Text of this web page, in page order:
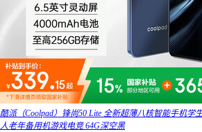
酷派（Coolpad）锋尚50 Lite 全新超薄八核智能手机学
人老年备用机游戏电竞 64G深空黑